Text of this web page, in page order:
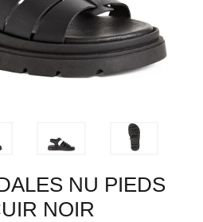
NU PIEDS
NOIR